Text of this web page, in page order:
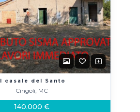
Il casale del Santo
Cingoli, MC
140.000 €